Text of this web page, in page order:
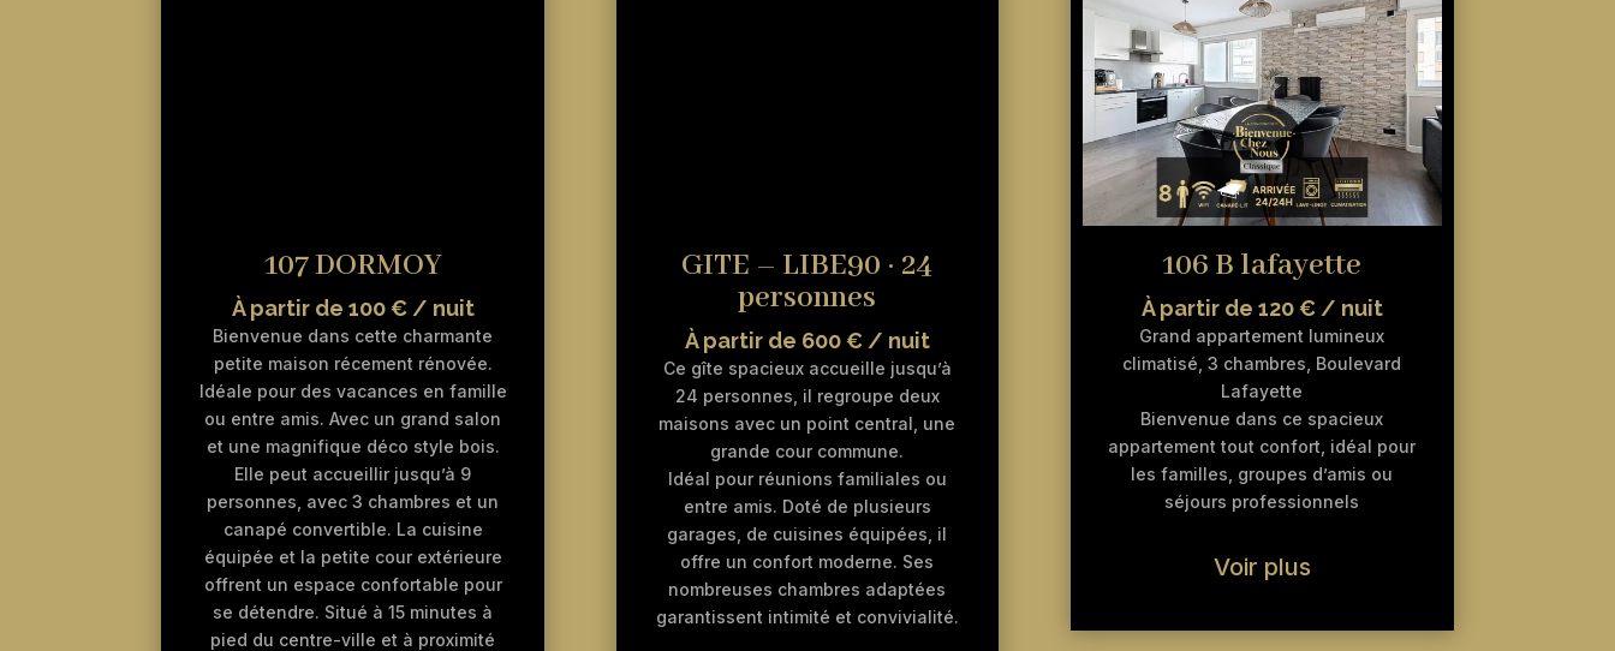
107 DORMOY
À partir de 100 € / nuit
Bienvenue dans cette charmante
petite maison récement rénovée.
Idéale pour des vacances en famille
ou entre amis. Avec un grand salon
et une magnifique déco style bois.
Elle peut accueillir jusqu’à 9
personnes, avec 3 chambres et un
canapé convertible. La cuisine
équipée et la petite cour extérieure
offrent un espace confortable pour
se détendre. Situé à 15 minutes à
pied du centre-ville et à proximité
GITE – LIBE90 · 24
personnes
À partir de 600 € / nuit
Ce gîte spacieux accueille jusqu’à
24 personnes, il regroupe deux
maisons avec un point central, une
grande cour commune.
Idéal pour réunions familiales ou
entre amis. Doté de plusieurs
garages, de cuisines équipées, il
offre un confort moderne. Ses
nombreuses chambres adaptées
garantissent intimité et convivialité.
106 B lafayette
À partir de 120 € / nuit
Grand appartement lumineux
climatisé, 3 chambres, Boulevard
Lafayette
Bienvenue dans ce spacieux
appartement tout confort, idéal pour
les familles, groupes d’amis ou
séjours professionnels
Voir plus